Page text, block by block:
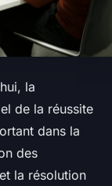
la
de la réussite
dans la
des
la résolution